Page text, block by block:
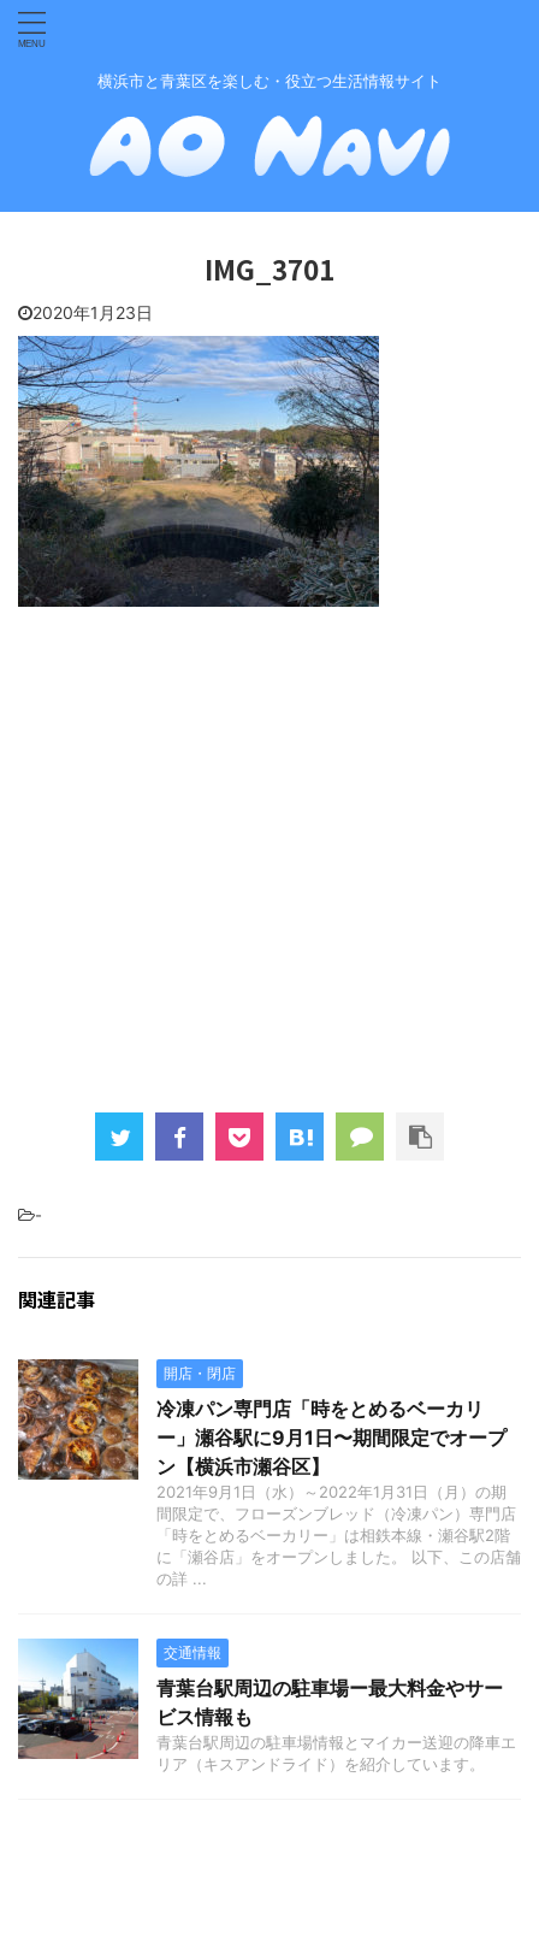
横浜市と青葉区を楽しむ・役立つ生活情報サイト
IMG_3701
2020年1月23日
-
関連記事
開店・閉店
冷凍パン専門店「時をとめるベーカリ
ー」瀬谷駅に9月1日〜期間限定でオープ
ン【横浜市瀬谷区】
2021年9月1日（水）～2022年1月31日（月）の期
間限定で、フローズンブレッド（冷凍パン）専門店
「時をとめるベーカリー」は相鉄本線・瀬谷駅2階
に「瀬谷店」をオープンしました。 以下、この店舗
の詳 ...
交通情報
青葉台駅周辺の駐車場ー最大料金やサー
ビス情報も
青葉台駅周辺の駐車場情報とマイカー送迎の降車エ
リア（キスアンドライド）を紹介しています。